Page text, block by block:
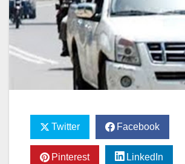
Twitter Facebook
Pinterest LinkedIn